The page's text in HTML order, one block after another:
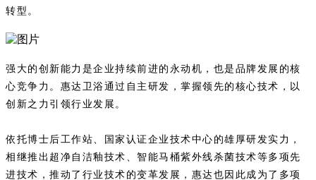
转型。
强大的创新能力是企业持续前进的永动机，也是品牌发展的核
心竞争力。惠达卫浴通过自主研发，掌握领先的核心技术，以
创新之力引领行业发展。
依托博士后工作站、国家认证企业技术中心的雄厚研发实力，
相继推出超净自洁釉技术、智能马桶紫外线杀菌技术等多项先
进技术，推动了行业技术的变革发展，惠达也因此成为了多项